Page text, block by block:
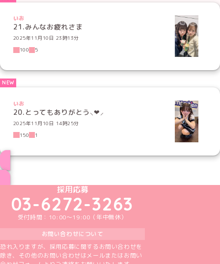
いお
21.みんなお疲れさま
2025年11月10日 23時13分
100
5
いお
20.とってもありがとう⸜❤︎⸝‍
2025年11月10日 14時25分
150
1
めいどりーみんTikTok公式アカウント
めいどりーみんX公式アカウント
めいどりーみんInstagram公式アカウント
めいどりーみんFacebook公式アカウン
めいどりーみんYouTube公式アカ
採用応募
03-6272-3263
受付時間：10:00～19:00（年中無休）
お問い合わせについて
恐れ入りますが、採用応募に関するお問い合わせを
除き、その他のお問い合わせはメールまたはお問い